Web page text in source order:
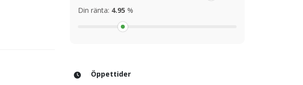
Din ränta: 4.95 %
Öppettider